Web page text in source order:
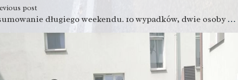
post
Podsumowanie długiego weekendu. 10 wypadków, dwie osoby straciły życie